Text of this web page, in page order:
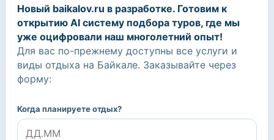
Новый baikalov.ru в разработке. Готовим к
открытию AI систему подбора туров, где мы
уже оцифровали наш многолетний опыт!
Для вас по-прежнему доступны все услуги и
виды отдыха на Байкале. Заказывайте через
форму:
Когда планируете отдых?